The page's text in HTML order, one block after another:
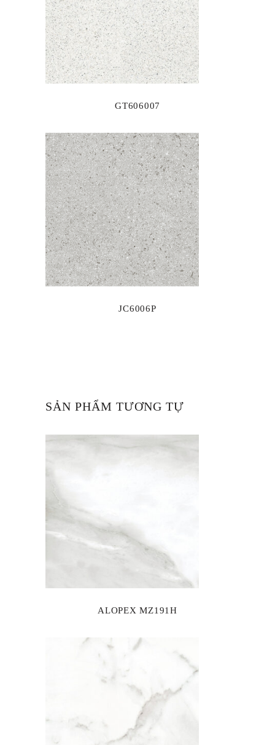
GT606007
JC6006P
SẢN PHẨM TƯƠNG TỰ
ALOPEX MZ191H